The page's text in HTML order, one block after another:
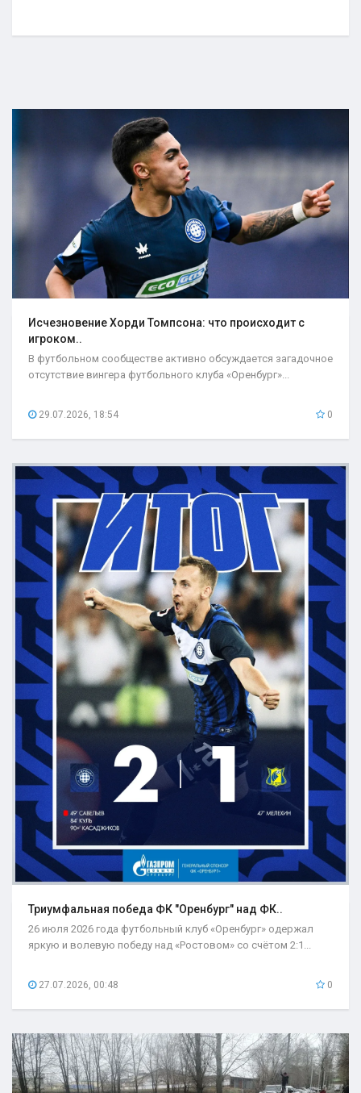
Исчезновение Хорди Томпсона: что происходит с
игроком..
В футбольном сообществе активно обсуждается загадочное
отсутствие вингера футбольного клуба «Оренбург»...
29.07.2026, 18:54 0
Триумфальная победа ФК "Оренбург" над ФК..
26 июля 2026 года футбольный клуб «Оренбург» одержал
яркую и волевую победу над «Ростовом» со счётом 2:1...
27.07.2026, 00:48 0